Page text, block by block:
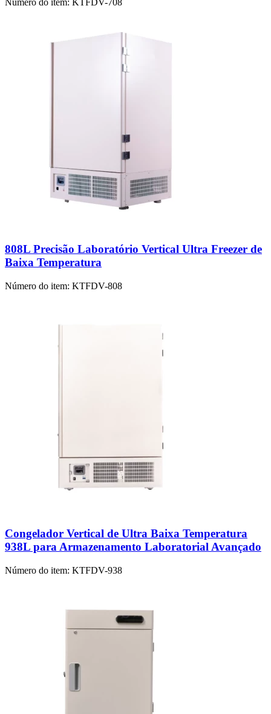
808L Precisão Laboratório Vertical Ultra Freezer de
Baixa Temperatura
Número do item: KTFDV-808
Congelador Vertical de Ultra Baixa Temperatura
938L para Armazenamento Laboratorial Avançado
Número do item: KTFDV-938